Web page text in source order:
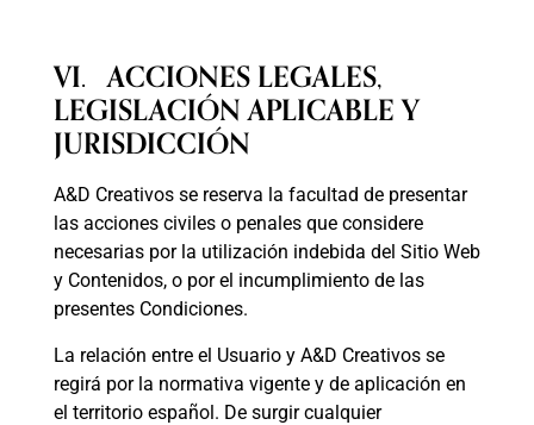
VI. ACCIONES LEGALES,
LEGISLACIÓN APLICABLE Y
JURISDICCIÓN
A&D Creativos se reserva la facultad de presentar
las acciones civiles o penales que considere
necesarias por la utilización indebida del Sitio Web
y Contenidos, o por el incumplimiento de las
presentes Condiciones.
La relación entre el Usuario y A&D Creativos se
regirá por la normativa vigente y de aplicación en
el territorio español. De surgir cualquier